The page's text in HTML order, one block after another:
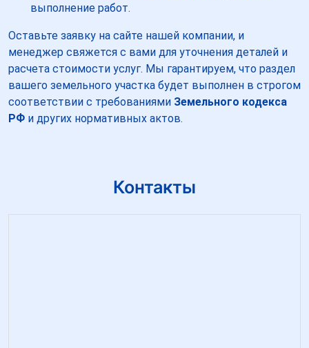
выполнение работ.
Оставьте заявку на сайте нашей компании, и
менеджер свяжется с вами для уточнения деталей и
расчета стоимости услуг. Мы гарантируем, что раздел
вашего земельного участка будет выполнен в строгом
соответствии с требованиями Земельного кодекса
РФ и других нормативных актов.
Контакты